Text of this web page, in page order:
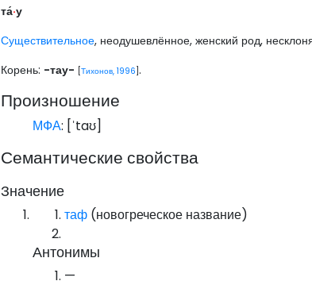
та́·у
Существительное, неодушевлённое, женский род,
Корень: -тау- [Тихонов, 1996 ].
Произношение
МФА: [ˈtaʊ]
Семантические свойства
Значение
таф (новогреческое название)
Антонимы
—